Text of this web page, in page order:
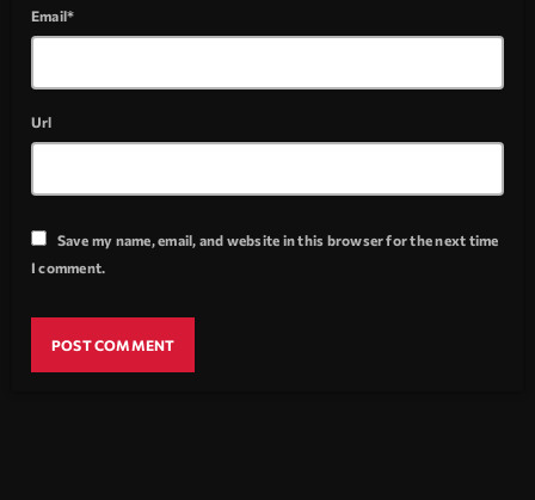
Email*
Url
Save my name, email, and website in this browser for the next time
I comment.